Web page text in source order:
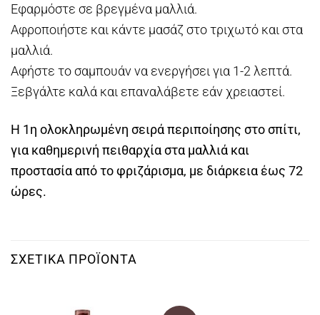
Εφαρμόστε σε βρεγμένα μαλλιά.
Αφροποιήστε και κάντε μασάζ στο τριχωτό και στα
μαλλιά.
Αφήστε το σαμπουάν να ενεργήσει για 1-2 λεπτά.
Ξεβγάλτε καλά και επαναλάβετε εάν χρειαστεί.
Η 1η ολοκληρωμένη σειρά περιποίησης στο σπίτι,
για καθημερινή πειθαρχία στα μαλλιά και
προστασία από το φριζάρισμα, με διάρκεια έως 72
ώρες.
ΣΧΕΤΙΚΆ ΠΡΟΪΌΝΤΑ